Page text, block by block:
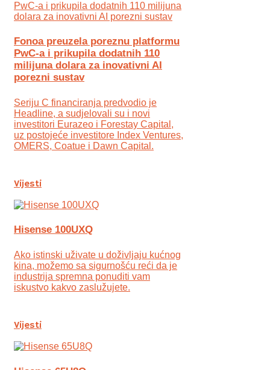
Fonoa preuzela poreznu platformu
PwC-a i prikupila dodatnih 110
milijuna dolara za inovativni AI
porezni sustav
Seriju C financiranja predvodio je
Headline, a sudjelovali su i novi
investitori Eurazeo i Forestay Capital,
uz postojeće investitore Index Ventures,
OMERS, Coatue i Dawn Capital.
Vijesti
Hisense 100UXQ
Ako istinski uživate u doživljaju kućnog
kina, možemo sa sigurnošću reći da je
industrija spremna ponuditi vam
iskustvo kakvo zaslužujete.
Vijesti